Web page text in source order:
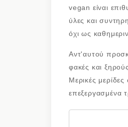
vegan είναι
ύλες και
όχι ως
Αντ'αυτού
φακές και
Μερικές
επεξεργασμένα